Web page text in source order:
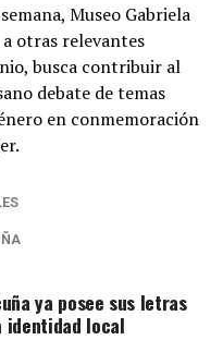
Museo Gabriela
otras relevantes
busca contribuir al
debate de temas
en conmemoración
ya posee sus letras
identidad local